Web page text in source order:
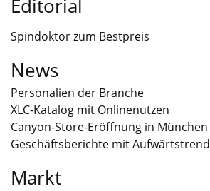
Editorial
Spindoktor zum Bestpreis
News
Personalien der Branche
XLC-Katalog mit Onlinenutzen
Canyon-Store-Eröffnung in München
Geschäftsberichte mit Aufwärtstrend
Markt